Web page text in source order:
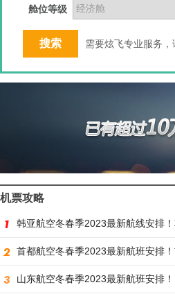
舱位等级
需要炫飞专业服务，
机票攻略
韩亚航空冬春季2023最新航线安排！韩亚航空特价商
首都航空冬春季2023最新航班安排！首都航空特
山东航空冬春季2023最新航班安排！山航特价